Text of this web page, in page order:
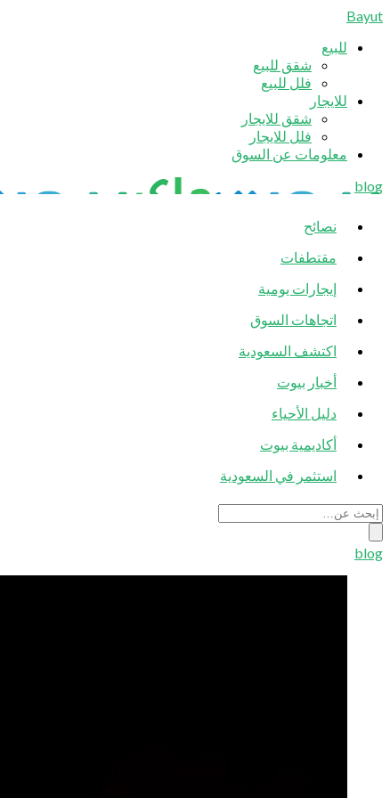
Bayut
للبيع
شقق للبيع
فلل للبيع
للايجار
شقق للايجار
فلل للايجار
معلومات عن السوق
blog
نصائح
مقتطفات
إيجارات يومية
اتجاهات السوق
اكتشف السعودية
أخبار بيوت
دليل الأحياء
أكاديمية بيوت
استثمر في السعودية
blog